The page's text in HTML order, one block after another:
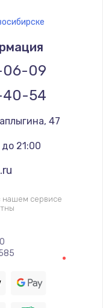
звука
пайка
06-09
40-54
47
21:00
нашем сервисе